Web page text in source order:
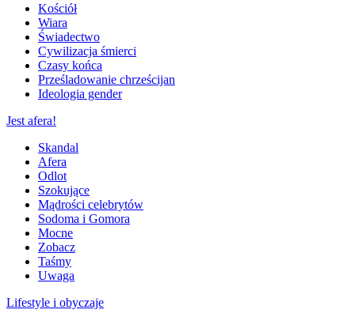
Kościół
Wiara
Świadectwo
Cywilizacja śmierci
Czasy końca
Prześladowanie chrześcijan
Ideologia gender
Jest afera!
Skandal
Afera
Odlot
Szokujące
Mądrości celebrytów
Sodoma i Gomora
Mocne
Zobacz
Taśmy
Uwaga
Lifestyle i obyczaje